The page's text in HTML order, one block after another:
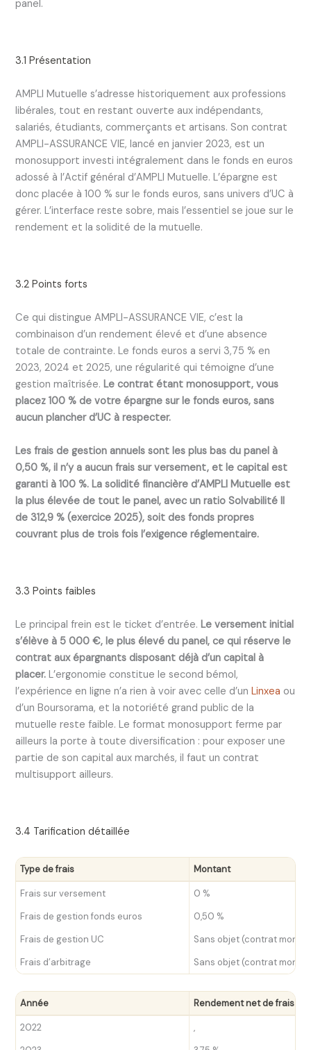
panel.
3.1 Présentation
AMPLI Mutuelle s’adresse historiquement aux professions
libérales, tout en restant ouverte aux indépendants,
salariés, étudiants, commerçants et artisans. Son contrat
AMPLI-ASSURANCE VIE, lancé en janvier 2023, est un
monosupport investi intégralement dans le fonds en euros
adossé à l’Actif général d’AMPLI Mutuelle. L’épargne est
donc placée à 100 % sur le fonds euros, sans univers d’UC à
gérer. L’interface reste sobre, mais l’essentiel se joue sur le
rendement et la solidité de la mutuelle.
3.2 Points forts
Ce qui distingue AMPLI-ASSURANCE VIE, c’est la
combinaison d’un rendement élevé et d’une absence
totale de contrainte. Le fonds euros a servi 3,75 % en
2023, 2024 et 2025, une régularité qui témoigne d’une
gestion maîtrisée.Le contrat étant monosupport, vous
placez 100 % de votre épargne sur le fonds euros, sans
aucun plancher d’UC à respecter.
Les frais de gestion annuels sont les plus bas du panel à
0,50 %, il n’y a aucun frais sur versement, et le capital est
garanti à 100 %. La solidité financière d’AMPLI Mutuelle est
la plus élevée de tout le panel, avec un ratio Solvabilité II
de 312,9 % (exercice 2025), soit des fonds propres
couvrant plus de trois fois l’exigence réglementaire.
3.3 Points faibles
Le principal frein est le ticket d’entrée.Le versement initial
s’élève à 5 000 €, le plus élevé du panel, ce qui réserve le
contrat aux épargnants disposant déjà d’un capital à
placer. L’ergonomie constitue le second bémol,
l’expérience en ligne n’a rien à voir avec celle d’unLinxea ou
d’un Boursorama, et la notoriété grand public de la
mutuelle reste faible. Le format monosupport ferme par
ailleurs la porte à toute diversification : pour exposer une
partie de son capital aux marchés, il faut un contrat
multisupport ailleurs.
3.4 Tarification détaillée
Type de frais Montant
Frais sur versement
0 %
Frais de gestion fonds euros
0,50 %
Frais de gestion UC
Sans objet (contrat
Frais d’arbitrage
Sans objet (contrat
Année Rendement net de frais
2022
,